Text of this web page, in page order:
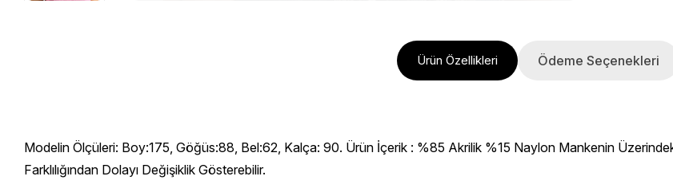
Ürün Özellikleri Ödeme Seçenekleri
Modelin Ölçüleri: Boy:175, Göğüs:88, Bel:62, Kalça: 90. Ürün İçerik : %85 Akrilik %15 Naylon Mankenin
Farklılığından Dolayı Değişiklik Gösterebilir.